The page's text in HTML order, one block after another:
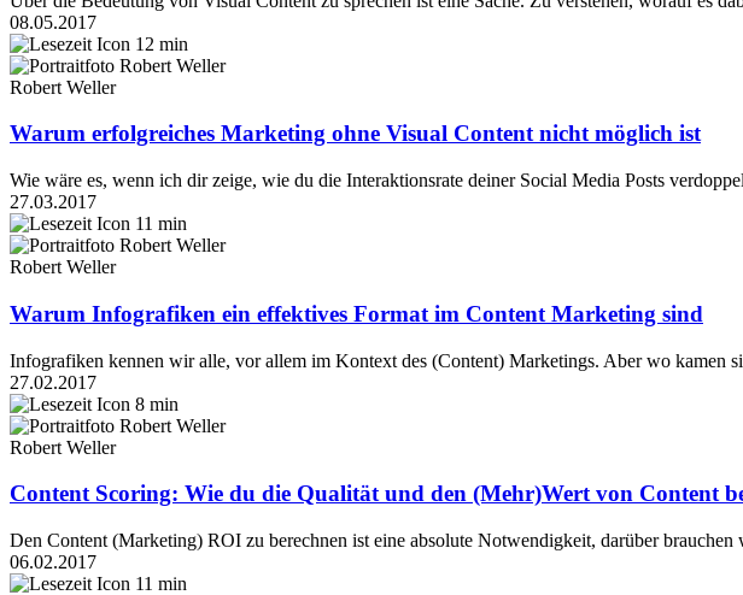
08.05.2017
12 min
Robert Weller
Warum erfolgreiches Marketing ohne Visual Content nicht möglich ist
Wie wäre es, wenn ich dir zeige, wie du die Interaktionsrate deiner Social Media Posts
27.03.2017
11 min
Robert Weller
Warum Infografiken ein effektives Format im Content Marketing sind
Infografiken kennen wir alle, vor allem im Kontext des (Content) Marketings. Aber wo kamen
27.02.2017
8 min
Robert Weller
Content Scoring: Wie du die Qualität und den (Mehr)Wert von Content
Den Content (Marketing) ROI zu berechnen ist eine absolute Notwendigkeit, darüber
06.02.2017
11 min